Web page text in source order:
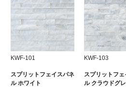
KWF-101
スプリットフェイスパネ
ル ホワイト
KWF-103
スプリットフェ
ル クラウドグ